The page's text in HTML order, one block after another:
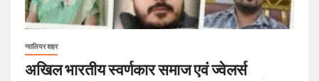
ग्वालियर शहर
अखिल भारतीय स्वर्णकार समाज एवं ज्वेलर्स